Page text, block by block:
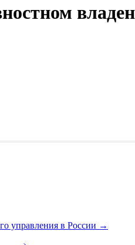
управления в России →